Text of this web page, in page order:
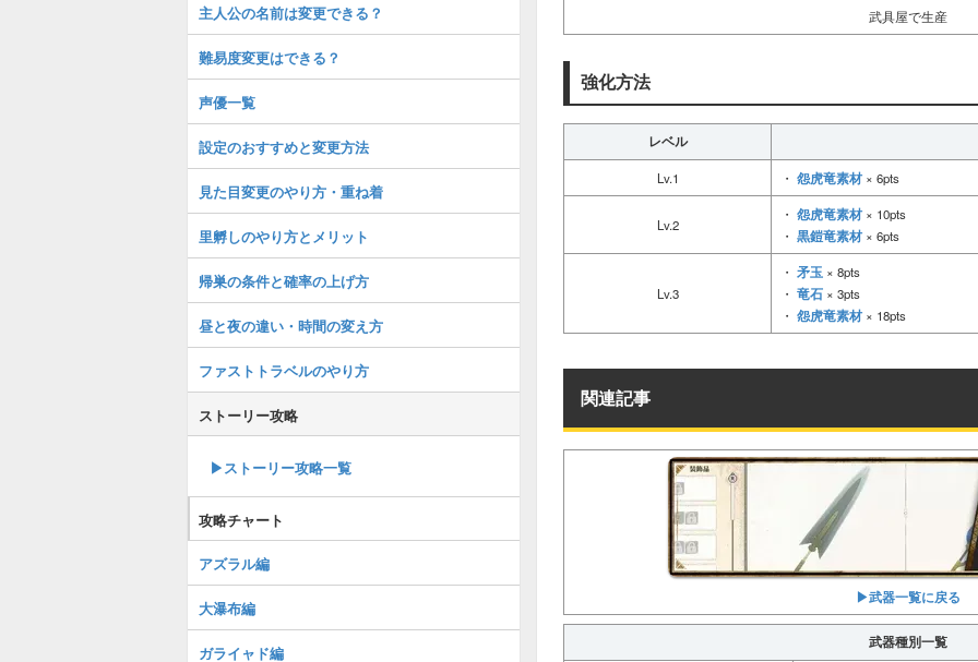
武具屋で生産
強化方法
レベル
Lv.1 ・ 怨虎竜素材 × 6pts
Lv.2
・ 怨虎竜素材 × 10pts
・ 黒鎧竜素材 × 6pts
Lv.3
・ 矛玉 × 8pts
・ 竜石 × 3pts
・ 怨虎竜素材 × 18pts
関連記事
▶︎武器一覧に戻る
武器種別一覧
主人公の名前は変更できる？
難易度変更はできる？
声優一覧
設定のおすすめと変更方法
見た目変更のやり方・重ね着
里孵しのやり方とメリット
帰巣の条件と確率の上げ方
昼と夜の違い・時間の変え方
ファストトラベルのやり方
ストーリー攻略
▶︎ストーリー攻略一覧
攻略チャート
アズラル編
大瀑布編
ガライャド編